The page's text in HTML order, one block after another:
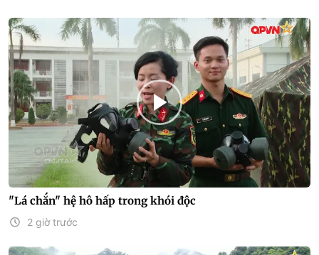
"Lá chắn" hệ hô hấp trong khói độc
2 giờ trước